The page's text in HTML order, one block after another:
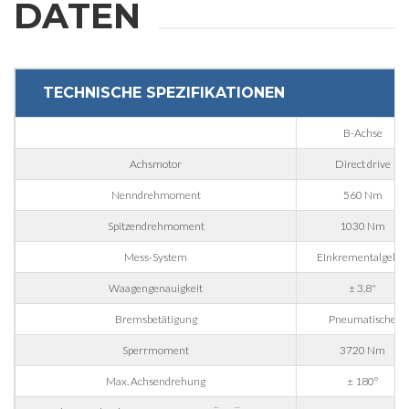
Aluminum processing
Metall Verarbeitung
Eisenbahn & Marine
Luft- und Raumfahrt & Automobil
Die Verarbeitung personenbezogener Daten gemäß
Rechtsverordnung Nr. 196/03 und Datenschutz-
Grundverordnung 2016/679 sowie der geltenden Richtlinie
DATEN
TECHNISCHE SPEZIFIKATIONEN
B-Achse
Achsmotor Direct drive
Nenndrehmoment 560 Nm
Spitzendrehmoment 1030 Nm
Mess-System EInkrementalgeber
Waagengenauigkeit ± 3,8"
Bremsbetätigung Pneumatische
Sperrmoment 3720 Nm
Max. Achsendrehung ± 180°